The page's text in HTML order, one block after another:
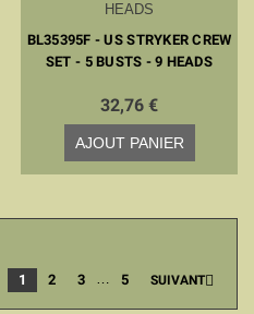
BL35395F - US STRYKER CREW
SET - 5 BUSTS - 9 HEADS
32,76 €
AJOUT PANIER
1 2 3 … 5 SUIVANT